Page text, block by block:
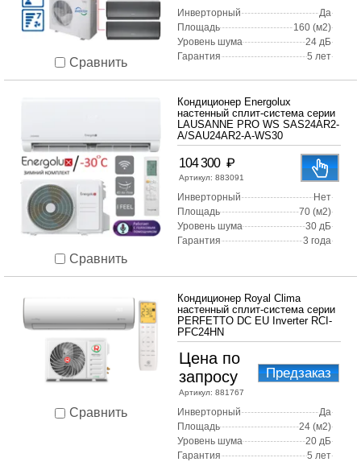
Сравнить
Инверторный
Да
Площадь
160 (м2)
Уровень шума
24 дБ
Гарантия
5 лет
Сравнить
Кондиционер Energolux
настенный сплит-система серии
LAUSANNE PRO WS SAS24AR2-
A/SAU24AR2-A-WS30
104 300 ₽
Артикул: 883091
Инверторный
Нет
Площадь
70 (м2)
Уровень шума
30 дБ
Гарантия
3 года
Сравнить
Кондиционер Royal Clima
настенный сплит-система серии
PERFETTO DC EU Inverter RCI-
PFC24HN
Цена по
запросу
Артикул: 881767
Предзаказ
Инверторный
Да
Площадь
24 (м2)
Уровень шума
20 дБ
Гарантия
5 лет